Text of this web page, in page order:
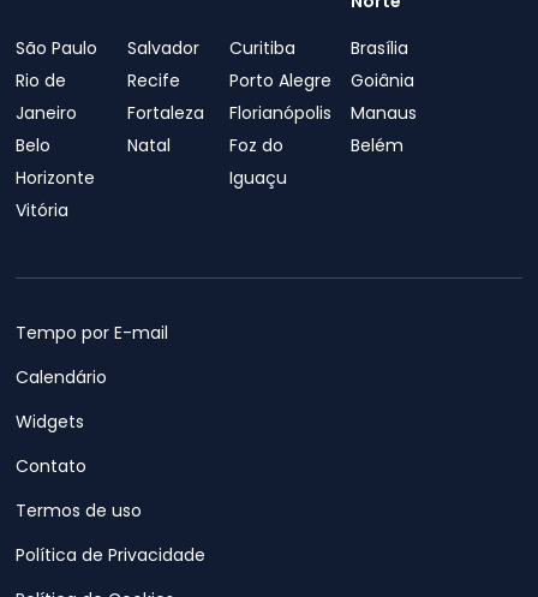
São Paulo
Rio de
Janeiro
Belo
Horizonte
Vitória
Salvador
Recife
Fortaleza
Natal
Curitiba
Porto Alegre
Florianópolis
Foz do
Iguaçu
Brasília
Goiânia
Manaus
Belém
Tempo por E-mail
Calendário
Widgets
Contato
Termos de uso
Política de Privacidade